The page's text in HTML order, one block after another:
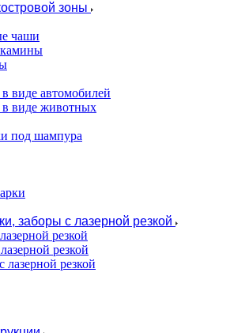
зоны
чаши
виде автомобилей
виде животных
под шампура
заборы с лазерной резкой
резкой
резкой
лазерной резкой